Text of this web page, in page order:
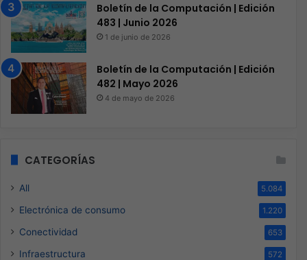
Boletín de la Computación | Edición
483 | Junio 2026
1 de junio de 2026
Boletín de la Computación | Edición
482 | Mayo 2026
4 de mayo de 2026
CATEGORÍAS
All 5.084
Electrónica de consumo 1.220
Conectividad 653
Infraestructura 572